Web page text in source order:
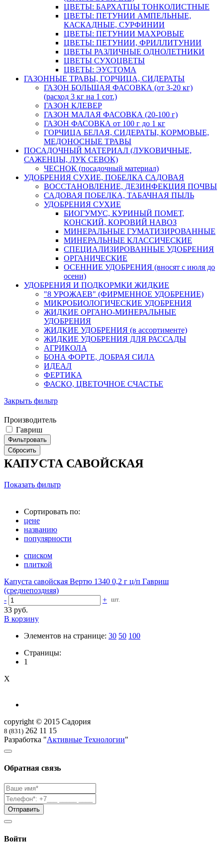
ЦВЕТЫ: БАРХАТЦЫ ТОНКОЛИСТНЫЕ
ЦВЕТЫ: ПЕТУНИИ АМПЕЛЬНЫЕ,
КАСКАДНЫЕ, СУРФИНИИ
ЦВЕТЫ: ПЕТУНИИ МАХРОВЫЕ
ЦВЕТЫ: ПЕТУНИИ, ФРИЛЛИТУНИИ
ЦВЕТЫ РАЗЛИЧНЫЕ ОДНОЛЕТНИКИ
ЦВЕТЫ СУХОЦВЕТЫ
ЦВЕТЫ: ЭУСТОМА
ГАЗОННЫЕ ТРАВЫ, ГОРЧИЦА, СИДЕРАТЫ
ГАЗОН БОЛЬШАЯ ФАСОВКА (от 3-20 кг)
(расход 3 кг на 1 сот.)
ГАЗОН КЛЕВЕР
ГАЗОН МАЛАЯ ФАСОВКА (20-100 г)
ГАЗОН ФАСОВКА от 100 г до 1 кг
ГОРЧИЦА БЕЛАЯ, СИДЕРАТЫ, КОРМОВЫЕ,
МЕДОНОСНЫЕ ТРАВЫ
ПОСАДОЧНЫЙ МАТЕРИАЛ (ЛУКОВИЧНЫЕ,
САЖЕНЦЫ, ЛУК СЕВОК)
ЧЕСНОК (посадочный материал)
УДОБРЕНИЯ СУХИЕ, ПОБЕЛКА САДОВАЯ
ВОССТАНОВЛЕНИЕ, ДЕЗИНФЕКЦИЯ ПОЧВЫ
САДОВАЯ ПОБЕЛКА, ТАБАЧНАЯ ПЫЛЬ
УДОБРЕНИЯ СУХИЕ
БИОГУМУС, КУРИНЫЙ ПОМЕТ,
КОНСКИЙ, КОРОВИЙ НАВОЗ
МИНЕРАЛЬНЫЕ ГУМАТИЗИРОВАННЫЕ
МИНЕРАЛЬНЫЕ КЛАССИЧЕСКИЕ
СПЕЦИАЛИЗИРОВАННЫЕ УДОБРЕНИЯ
ОРГАНИЧЕСКИЕ
ОСЕННИЕ УДОБРЕНИЯ (вносят с июля до
осени)
УДОБРЕНИЯ И ПОДКОРМКИ ЖИДКИЕ
"8 УРОЖАЕВ" (ФИРМЕННОЕ УДОБРЕНИЕ)
МИКРОБИОЛОГИЧЕСКИЕ УДОБРЕНИЯ
ЖИДКИЕ ОРГАНО-МИНЕРАЛЬНЫЕ
УДОБРЕНИЯ
ЖИДКИЕ УДОБРЕНИЯ (в ассортименте)
ЖИДКИЕ УДОБРЕНИЯ ДЛЯ РАССАДЫ
АГРИКОЛА
БОНА ФОРТЕ, ДОБРАЯ СИЛА
ИДЕАЛ
ФЕРТИКА
ФАСКО, ЦВЕТОЧНОЕ СЧАСТЬЕ
Закрыть фильтр
Производитель
Гавриш
КАПУСТА САВОЙСКАЯ
Показать фильтр
Сортировать по:
цене
названию
популярности
списком
плиткой
Капуста савойская Вертю 1340 0,2 г ц/п Гавриш
(среднепоздняя)
-
+ шт.
33 руб.
В корзину
Элементов на странице: 30 50 100
Страницы:
1
X
copyright © 2015 Садория
8 (831) 262 11 15
Разработка "Активные Технологии"
Обратная связь
Войти